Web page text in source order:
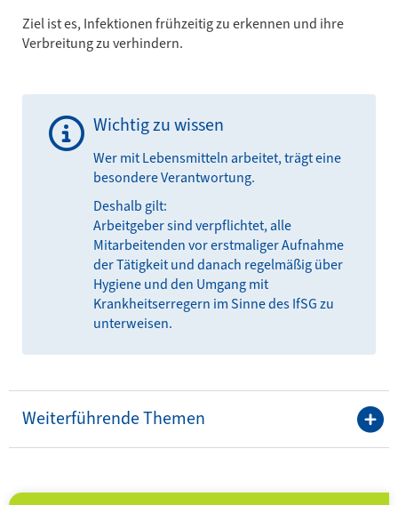
Ziel ist es, Infektionen frühzeitig zu erkennen und ihre
Verbreitung zu verhindern.
Wichtig zu wissen
Wer mit Lebensmitteln arbeitet, trägt eine
besondere Verantwortung.
Deshalb gilt:
Arbeitgeber sind verpflichtet, alle
Mitarbeitenden vor erstmaliger Aufnahme
der Tätigkeit und danach regelmäßig über
Hygiene und den Umgang mit
Krankheitserregern im Sinne des IfSG zu
unterweisen.
Weiterführende Themen